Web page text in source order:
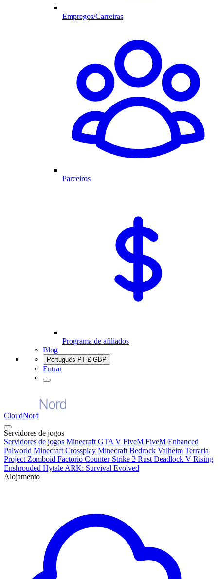
Empregos/Carreiras
Parceiros
Programa de afiliados
Blog
Português PT £ GBP
Entrar
CloudNord
Servidores de jogos
Servidores de jogos Minecraft GTA V FiveM FiveM Enhanced
Palworld Minecraft Crossplay Minecraft Bedrock Valheim Terraria
Project Zomboid Factorio Counter-Strike 2 Rust Deadlock V Rising
Enshrouded Hytale ARK: Survival Evolved
Alojamento